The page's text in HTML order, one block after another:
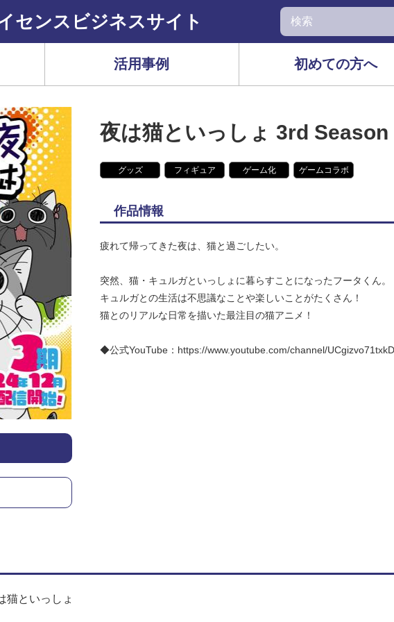
センスビジネスサイト
活用事例 初めての方へ
夜は猫といっしょ 3rd Season
グッズ フィギュア ゲーム化 ゲームコラボ
作品情報
疲れて帰ってきた夜は、猫と過ごしたい。
突然、猫・キュルガといっしょに暮らすことになったフータくん。
キュルガとの生活は不思議なことや楽しいことがたくさん！
猫とのリアルな日常を描いた最注目の猫アニメ！
◆公式YouTube：https://www.youtube.com/channel/
猫といっしょ